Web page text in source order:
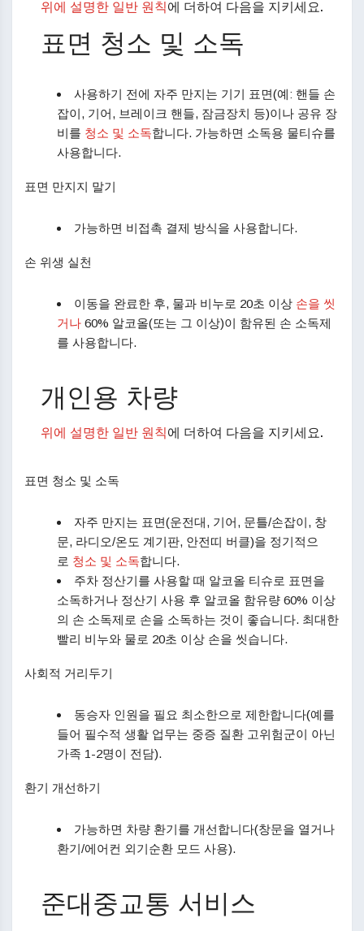
위에 설명한 일반 원칙에 더하여 다음을 지키세요.
표면 청소 및 소독
사용하기 전에 자주 만지는 기기 표면(예: 핸들 손
잡이, 기어, 브레이크 핸들, 잠금장치 등)이나 공유 장
비를 청소 및 소독합니다. 가능하면 소독용 물티슈를
사용합니다.
표면 만지지 말기
가능하면 비접촉 결제 방식을 사용합니다.
손 위생 실천
이동을 완료한 후, 물과 비누로 20초 이상 손을 씻
거나 60% 알코올(또는 그 이상)이 함유된 손 소독제
를 사용합니다.
개인용 차량
위에 설명한 일반 원칙에 더하여 다음을 지키세요.
표면 청소 및 소독
자주 만지는 표면(운전대, 기어, 문틀/손잡이, 창
문, 라디오/온도 계기판, 안전띠 버클)을 정기적으
로 청소 및 소독합니다.
주차 정산기를 사용할 때 알코올 티슈로 표면을
소독하거나 정산기 사용 후 알코올 함유량 60% 이상
의 손 소독제로 손을 소독하는 것이 좋습니다. 최대한
빨리 비누와 물로 20초 이상 손을 씻습니다.
사회적 거리두기
동승자 인원을 필요 최소한으로 제한합니다(예를
들어 필수적 생활 업무는 중증 질환 고위험군이 아닌
가족 1-2명이 전담).
환기 개선하기
가능하면 차량 환기를 개선합니다(창문을 열거나
환기/에어컨 외기순환 모드 사용).
준대중교통 서비스